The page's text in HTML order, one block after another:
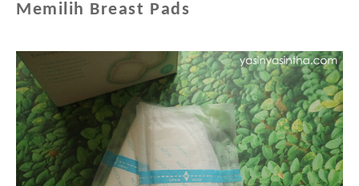
Memilih Breast Pads